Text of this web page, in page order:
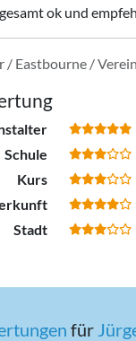
ok und
/ Eastbourne /
Schule
Kurs
Stadt
für